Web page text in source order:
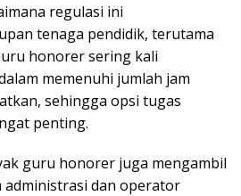
regulasi ini
tenaga pendidik, terutama
honorer sering kali
memenuhi jumlah jam
sehingga opsi tugas
penting.
guru honorer juga mengambil
administrasi dan operator